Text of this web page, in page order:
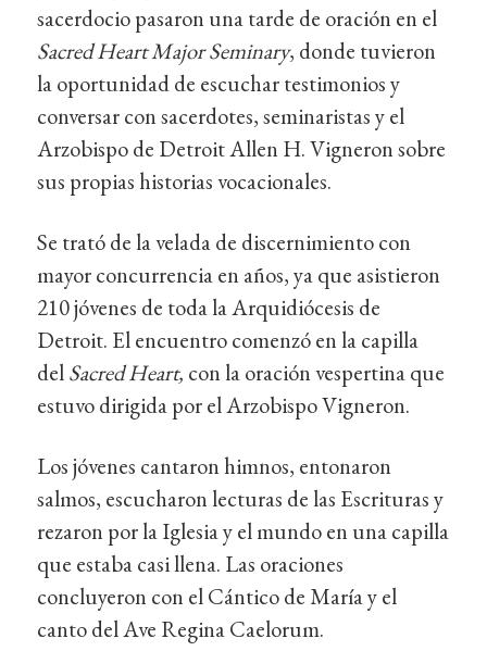
sacerdocio pasaron una tarde de oración en el
Sacred Heart Major Seminary, donde tuvieron
la oportunidad de escuchar testimonios y
conversar con sacerdotes, seminaristas y el
Arzobispo de Detroit Allen H. Vigneron sobre
sus propias historias vocacionales.
Se trató de la velada de discernimiento con
mayor concurrencia en años, ya que asistieron
210 jóvenes de toda la Arquidiócesis de
Detroit. El encuentro comenzó en la capilla
delSacred Heart, con la oración vespertina que
estuvo dirigida por el Arzobispo Vigneron.
Los jóvenes cantaron himnos, entonaron
salmos, escucharon lecturas de las Escrituras y
rezaron por la Iglesia y el mundo en una capilla
que estaba casi llena. Las oraciones
concluyeron con el Cántico de María y el
canto del Ave Regina Caelorum.